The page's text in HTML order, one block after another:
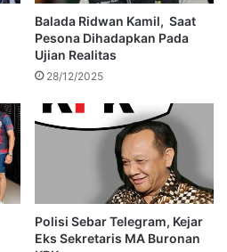
Balada Ridwan Kamil, Saat
Pesona Dihadapkan Pada
Ujian Realitas
28/12/2025
Polisi Sebar Telegram, Kejar
Eks Sekretaris MA Buronan